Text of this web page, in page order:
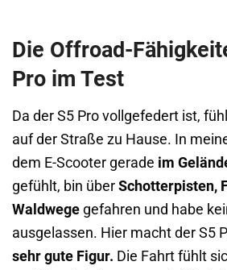
Die Offroad-
Pro im Test
Da der S5 Pro vollgefedert ist,
auf der Straße zu Hause. In
dem E-Scooter gerade im
gefühlt, bin über Schotterpisten,
Waldwege gefahren und habe
ausgelassen. Hier macht der S5
sehr gute Figur. Die Fahrt fühlt